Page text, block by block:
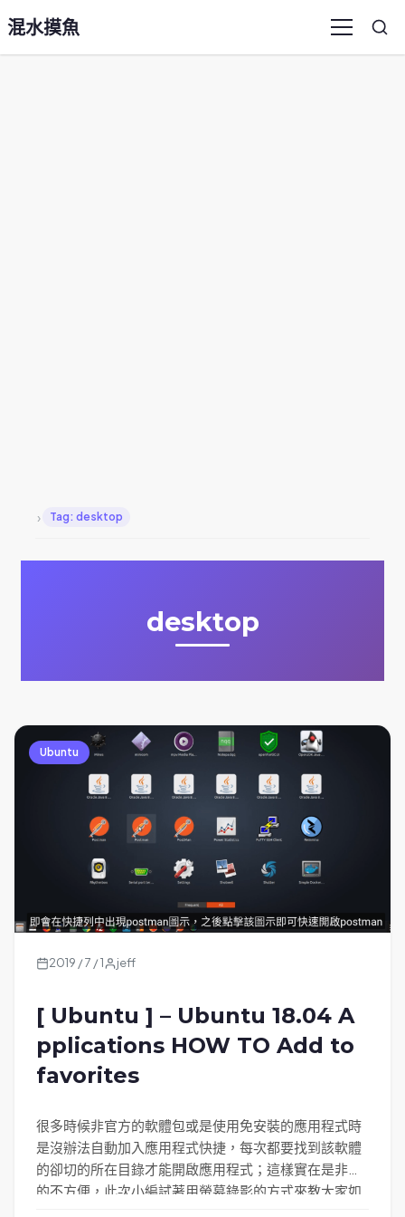
混水摸魚 Menu
› Tag: desktop
desktop
Ubuntu
2019 / 7 / 1 jeff
[ Ubuntu ] – Ubuntu 18.04 A
pplications HOW TO Add to
favorites
很多時候非官方的軟體包或是使用免安裝的應用程式時
是沒辦法自動加入應用程式快捷，每次都要找到該軟體
的卻切的所在目錄才能開啟應用程式；這樣實在是非常
的不方便，此次小編試著用螢幕錄影的方式來教大家如